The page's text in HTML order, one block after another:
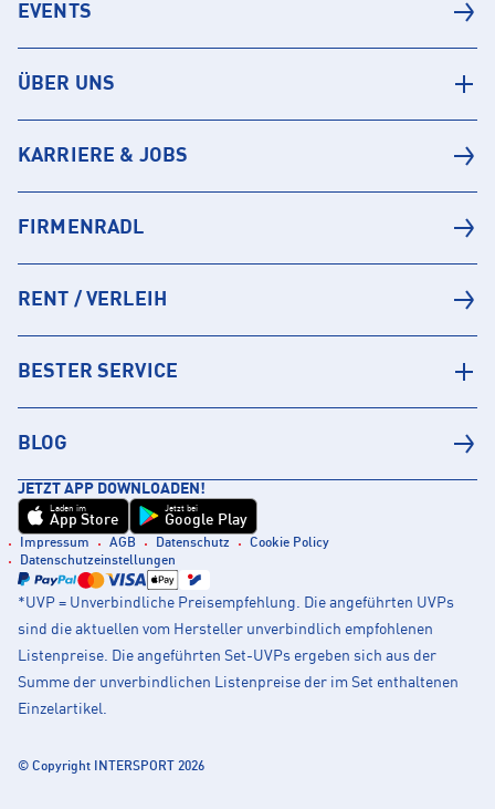
EVENTS
ÜBER UNS
KARRIERE & JOBS
FIRMENRADL
RENT / VERLEIH
BESTER SERVICE
BLOG
JETZT APP DOWNLOADEN!
Laden im
App Store
Jetzt bei
Google Play
Impressum AGB Datenschutz
Cookie Policy
Datenschutzeinstellungen
*UVP = Unverbindliche Preisempfehlung. Die angeführten UVPs
sind die aktuellen vom Hersteller unverbindlich empfohlenen
Listenpreise. Die angeführten Set-UVPs ergeben sich aus der
Summe der unverbindlichen Listenpreise der im Set enthaltenen
Einzelartikel.
© Copyright INTERSPORT 2026